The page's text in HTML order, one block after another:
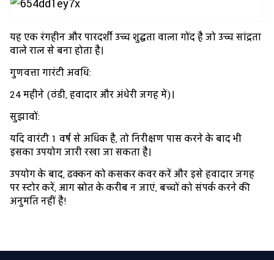
यह एक रंगहीन और पारदर्शी उच्च शुद्धता वाला गोंद है जो उच्च सांद्रता
वाले राल से बना होता है।
गुणवत्ता गारंटी अवधि:
24 महीने (ठंडी, हवादार और अंधेरी जगह में)।
सुझावों:
यदि वारंटी 1 वर्ष से अधिक है, तो निरीक्षण पास करने के बाद भी
इसका उपयोग जारी रखा जा सकता है।
उपयोग के बाद, ढक्कन को कसकर कवर करें और इसे हवादार जगह
पर स्टोर करें, आग स्रोत के करीब न जाएं, बच्चों को संपर्क करने की
अनुमति नहीं है!